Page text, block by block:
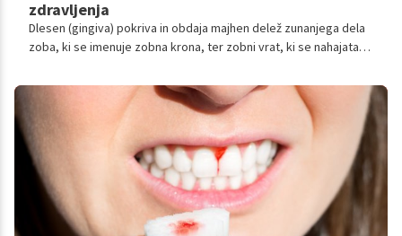
zdravljenja
Dlesen (gingiva) pokriva in obdaja majhen delež zunanjega dela
zoba, ki se imenuje zobna krona, ter zobni vrat, ki se nahajata
čeljusti. Ima pomembno vlogo pri zaščiti korenine zoba in
okoliške kostnine ter ohranjanju zdravega in stabilnega okolja
za zobe. Z zdravimi dlesnimi se zob tesno povezuje v svoja
okoliška tkiva in jih varuje pred vnetji in drugimi težavami.